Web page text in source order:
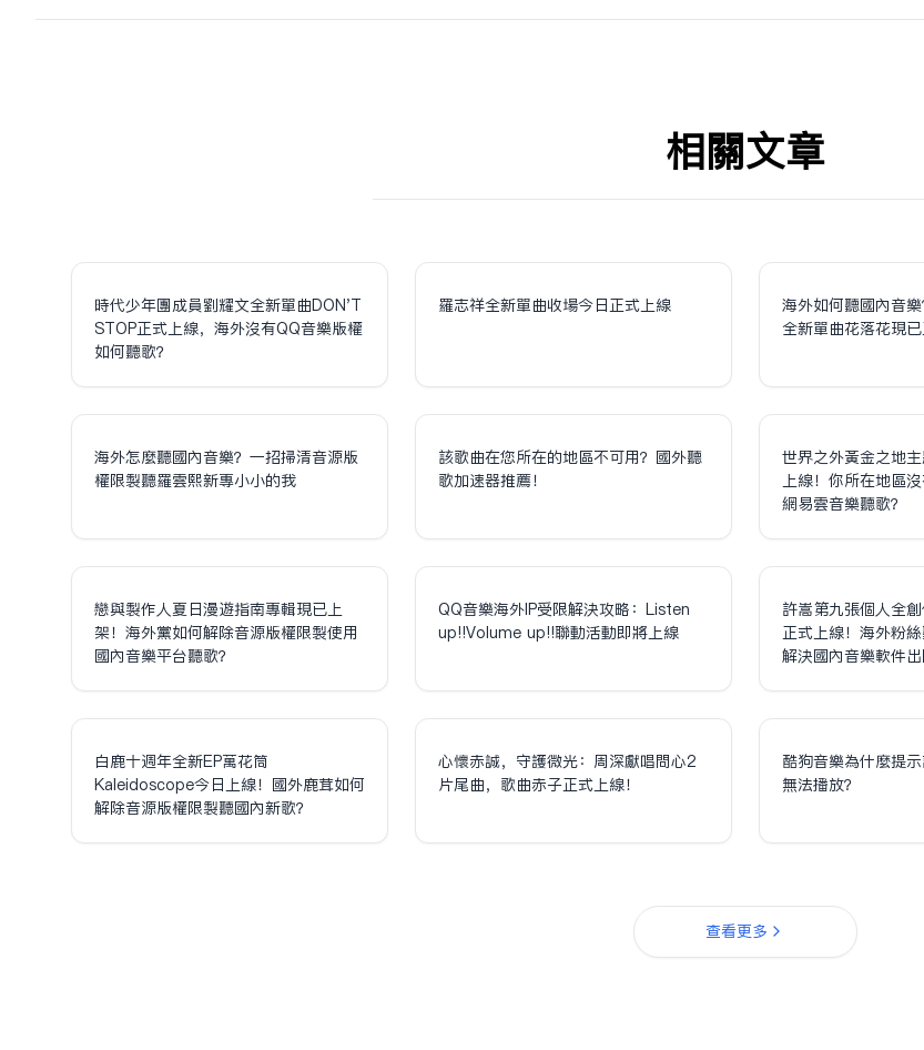
相关文章
時代少年團成員劉耀文全新單曲DON'T
STOP正式上線，海外沒有QQ音樂版權
如何聽歌？
羅志祥全新單曲收場今日正式上線
海外如何聽國內音
全新單曲花落花現已
海外怎麼聽國內音樂？一招掃清音源版
權限制聽羅雲熙新專小小的我
該歌曲在您所在的地區不可用？國外聽
歌加速器推薦！
世界之外黃金之地
上線！你所在地區
網易雲音樂聽歌？
戀與製作人夏日漫遊指南專輯現已上
架！海外黨如何解除音源版權限制使用
國內音樂平台聽歌？
QQ音樂海外IP受限解決攻略：Listen
up!!Volume up!!聯動活動即將上線
許嵩第九張個人全
正式上線！海外粉
解決國內音樂軟件出
白鹿十週年全新EP萬花筒
Kaleidoscope今日上線！國外鹿茸如何
解除音源版權限制聽國內新歌？
心懷赤誠，守護微光：周深獻唱問心2
片尾曲，歌曲赤子正式上線！
酷狗音樂為什麼提
無法播放？
查看更多